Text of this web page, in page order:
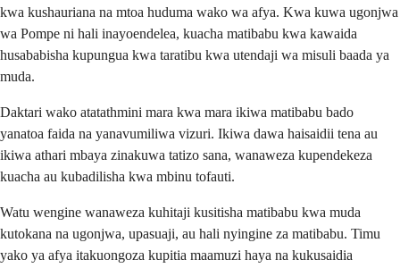
kwa kushauriana na mtoa huduma wako wa afya. Kwa kuwa ugonjwa
wa Pompe ni hali inayoendelea, kuacha matibabu kwa kawaida
husababisha kupungua kwa taratibu kwa utendaji wa misuli baada ya
muda.
Daktari wako atatathmini mara kwa mara ikiwa matibabu bado
yanatoa faida na yanavumiliwa vizuri. Ikiwa dawa haisaidii tena au
ikiwa athari mbaya zinakuwa tatizo sana, wanaweza kupendekeza
kuacha au kubadilisha kwa mbinu tofauti.
Watu wengine wanaweza kuhitaji kusitisha matibabu kwa muda
kutokana na ugonjwa, upasuaji, au hali nyingine za matibabu. Timu
yako ya afya itakuongoza kupitia maamuzi haya na kukusaidia